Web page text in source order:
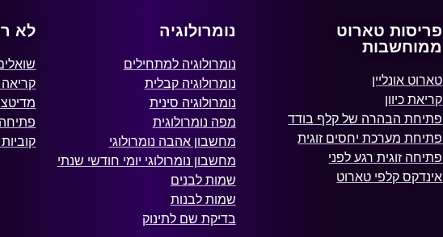
פריסות טארוט
ממוחשבות
טארוט אונליין
קריאת כיוון
פתיחת הבהרה של קלף בודד
פתיחת מערכת יחסים זוגית
פתיחה זוגית רגע לפני
אינדקס קלפי טארוט
נומרולוגיה
נומרולוגיה למתחילים
נומרולוגיה קבלית
נומרולוגיה סינית
מפה נומרולוגית
מחשבון אהבה נומרולוגי
מחשבון נומרולוגי יומי חודשי שנתי
שמות לבנים
שמות לבנות
בדיקת שם לתינוק
לא